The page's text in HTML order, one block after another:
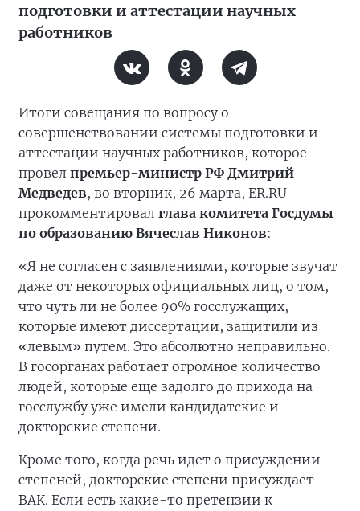
подготовки и аттестации научных
работников
Итоги совещания по вопросу о
совершенствовании системы подготовки и
аттестации научных работников, которое
провел премьер-министр РФ Дмитрий
Медведев, во вторник, 26 марта, ER.RU
прокомментировал глава комитета Госдумы
по образованию Вячеслав Никонов:
«Я не согласен с заявлениями, которые звучат
даже от некоторых официальных лиц, о том,
что чуть ли не более 90% госслужащих,
которые имеют диссертации, защитили из
«левым» путем. Это абсолютно неправильно.
В госорганах работает огромное количество
людей, которые еще задолго до прихода на
госслужбу уже имели кандидатские и
докторские степени.
Кроме того, когда речь идет о присуждении
степеней, докторские степени присуждает
ВАК. Если есть какие-то претензии к